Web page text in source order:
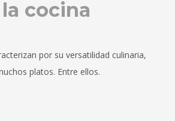
cocina
por su versatilidad culinaria,
platos. Entre ellos.